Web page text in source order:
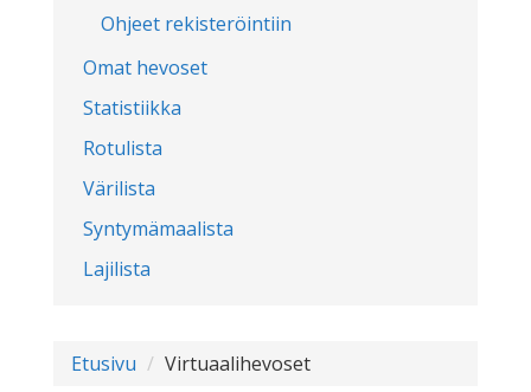
Ohjeet rekisteröintiin
Omat hevoset
Statistiikka
Rotulista
Värilista
Syntymämaalista
Lajilista
Etusivu Virtuaalihevoset